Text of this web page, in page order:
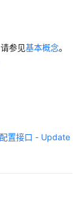
参见基本概念。
置接口 - Update